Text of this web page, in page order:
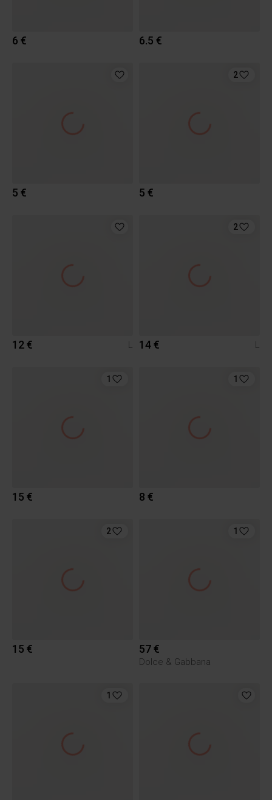
6 € 6.5 €
5 €
2
5 €
12 € L
2
14 € L
1
15 €
1
8 €
2
15 €
1
57 €
Dolce & Gabbana
1